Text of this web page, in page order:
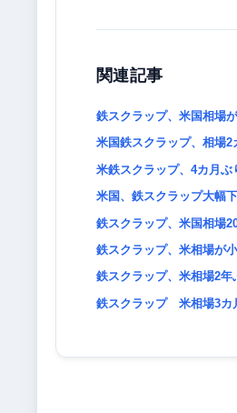
関連記事
鉄スクラップ、米国相場
米国鉄スクラップ、相場2
米鉄スクラップ、4カ月
米国、鉄スクラップ大幅
鉄スクラップ、米国相場
鉄スクラップ、米相場が
鉄スクラップ、米相場2年
鉄スクラップ 米相場3カ